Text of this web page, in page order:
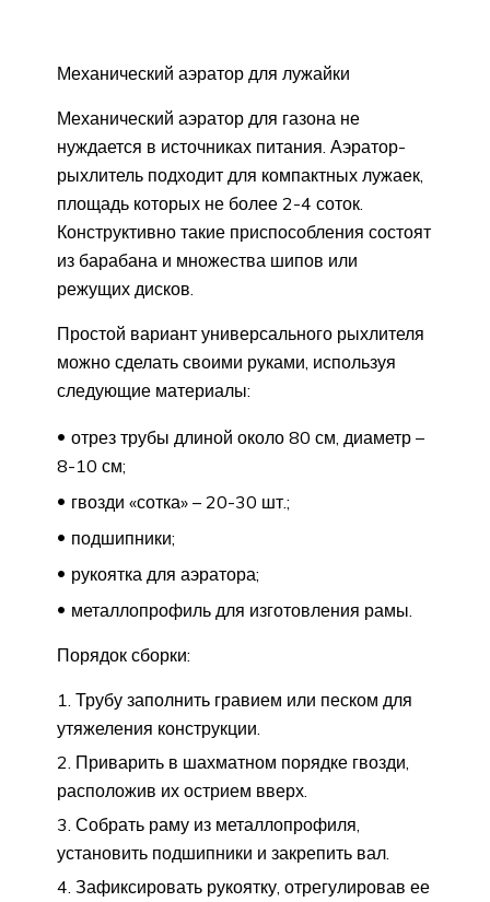
Механический аэратор для лужайки
Механический аэратор для газона не
нуждается в источниках питания. Аэратор-
рыхлитель подходит для компактных лужаек,
площадь которых не более 2-4 соток.
Конструктивно такие приспособления состоят
из барабана и множества шипов или
режущих дисков.
Простой вариант универсального рыхлителя
можно сделать своими руками, используя
следующие материалы:
отрез трубы длиной около 80 см, диаметр –
8-10 см;
гвозди «сотка» – 20-30 шт.;
подшипники;
рукоятка для аэратора;
металлопрофиль для изготовления рамы.
Порядок сборки:
Трубу заполнить гравием или песком для
утяжеления конструкции.
Приварить в шахматном порядке гвозди,
расположив их острием вверх.
Собрать раму из металлопрофиля,
установить подшипники и закрепить вал.
Зафиксировать рукоятку, отрегулировав ее